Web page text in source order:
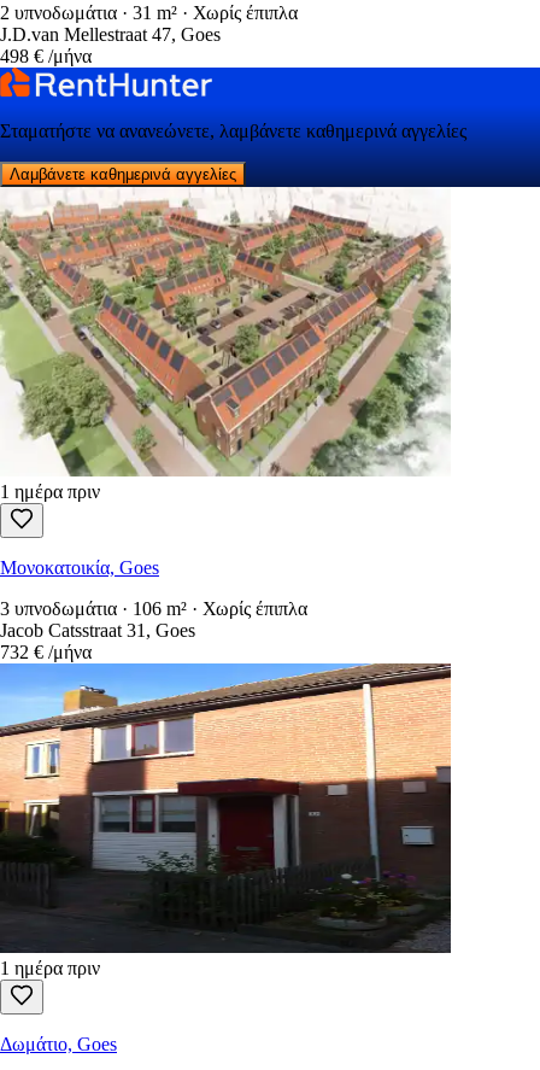
2 υπνοδωμάτια · 31 m² · Χωρίς έπιπλα
J.D.van Mellestraat 47, Goes
498 € /μήνα
Σταματήστε να ανανεώνετε, λαμβάνετε καθημερινά αγγελίες
Λαμβάνετε καθημερινά αγγελίες
1 ημέρα πριν
Μονοκατοικία, Goes
3 υπνοδωμάτια · 106 m² · Χωρίς έπιπλα
Jacob Catsstraat 31, Goes
732 € /μήνα
1 ημέρα πριν
Δωμάτιο, Goes